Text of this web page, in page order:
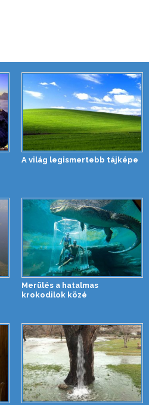
A világ legismertebb tájképe
Merülés a hatalmas
krokodilok közé